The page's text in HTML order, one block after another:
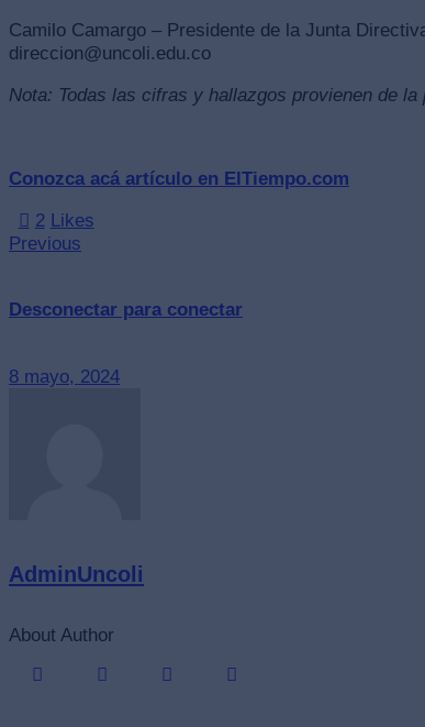
Camilo Camargo – Presidente de la Junta
direccion@uncoli.edu.co
Nota: Todas las cifras y hallazgos provienen de
Conozca acá artículo en ElTiempo.com
2 Likes
Previous
Desconectar para conectar
8 mayo, 2024
AdminUncoli
About Author